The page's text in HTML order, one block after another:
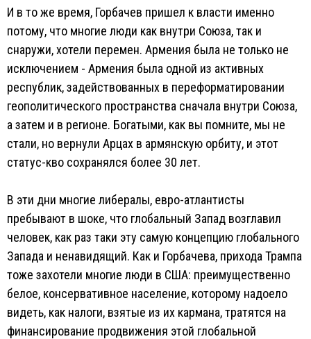
И в то же время, Горбачев пришел к власти именно
потому, что многие люди как внутри Союза, так и
снаружи, хотели перемен. Армения была не только не
исключением - Армения была одной из активных
республик, задействованных в переформатировании
геополитического пространства сначала внутри Союза,
а затем и в регионе. Богатыми, как вы помните, мы не
стали, но вернули Арцах в армянскую орбиту, и этот
статус-кво сохранялся более 30 лет.
В эти дни многие либералы, евро-атлантисты
пребывают в шоке, что глобальный Запад возглавил
человек, как раз таки эту самую концепцию глобального
Запада и ненавидящий. Как и Горбачева, прихода Трампа
тоже захотели многие люди в США: преимущественно
белое, консервативное население, которому надоело
видеть, как налоги, взятые из их кармана, тратятся на
финансирование продвижения этой глобальной